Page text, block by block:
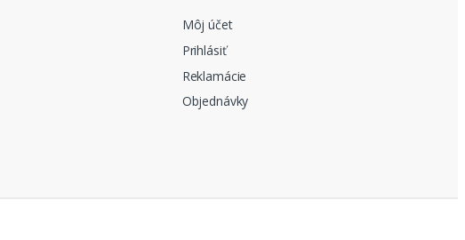
Môj účet
Prihlásiť
Reklamácie
Objednávky